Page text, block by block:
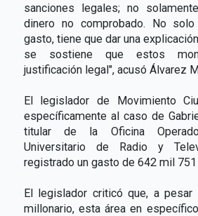
sanciones legales; no
dinero no comprobado. No
gasto, tiene que dar una
se sostiene que estos
justificación legal", acusó Álvarez
El legislador de Movimiento
específicamente al caso de
titular de la Oficina
Universitario de Radio y
registrado un gasto de 642 mil
El legislador criticó que, a
millonario, esta área en